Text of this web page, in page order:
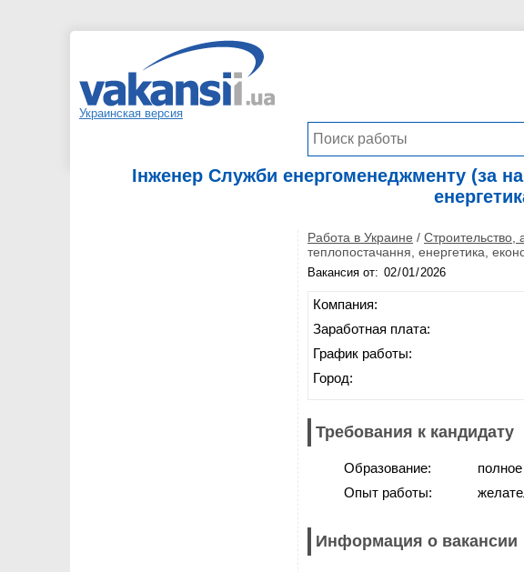
Украинская версия
Інженер Служби енергоменеджменту (за
Работа в Украине / Строительство,
теплопостачання, енергетика,
Вакансия от:
Компания:
Заработная плата:
График работы:
Город:
Требования к кандидату
Образование:
Опыт работы:
Информация о вакансии